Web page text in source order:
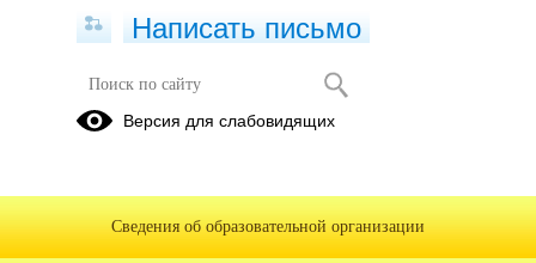
Расписания звонков, уроков и
внеурочных занятии на 2020-2021
Написать письмо
Версия для слабовидящих
Сведения об образовательной организации